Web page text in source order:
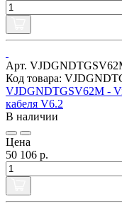
Арт.
Код товара:
VJDGNDTGSV62M -
кабеля V6.2
В наличии
Цена
50 106 р.